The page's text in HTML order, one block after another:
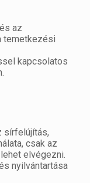
az
temetkezési
kapcsolatos
sírfelújítás,
csak az
elvégezni.
nyilvántartása